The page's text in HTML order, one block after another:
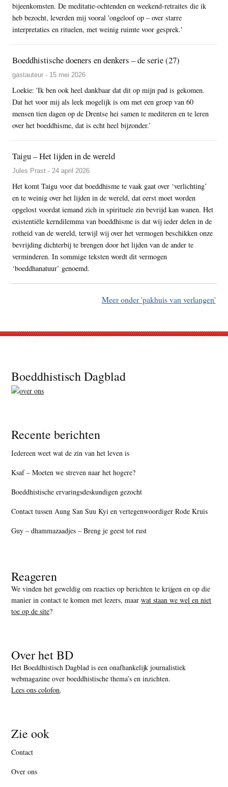
bijeenkomsten. De meditatie-ochtenden en weekend-retraites die ik
heb bezocht, leverden mij vooral 'ongeloof op – over starre
interpretaties en rituelen, met weinig ruimte voor gesprek.'
Boeddhistische doeners en denkers – de serie (27)
gastauteur - 15 mei 2026
Loekie: 'Ik ben ook heel dankbaar dat dit op mijn pad is gekomen.
Dat het voor mij als leek mogelijk is om met een groep van 60
mensen tien dagen op de Drentse hei samen te mediteren en te leren
over het boeddhisme, dat is echt heel bijzonder.’
Taigu – Het lijden in de wereld
Jules Prast - 24 april 2026
Het komt Taigu voor dat boeddhisme te vaak gaat over ‘verlichting’
en te weinig over het lijden in de wereld, dat eerst moet worden
opgelost voordat iemand zich in spirituele zin bevrijd kan wanen. Het
existentiële kerndilemma van boeddhisme is dat wij ieder delen in de
rotheid van de wereld, terwijl wij over het vermogen beschikken onze
bevrijding dichterbij te brengen door het lijden van de ander te
verminderen. In sommige teksten wordt dit vermogen
‘boeddhanatuur’ genoemd.
Meer onder 'pakhuis van verlangen'
Footer
Boeddhistisch Dagblad
Recente berichten
Iedereen weet wat de zin van het leven is
Ksaf – Moeten we streven naar het hogere?
Boeddhistische ervaringsdeskundigen gezocht
Contact tussen Aung San Suu Kyi en vertegenwoordiger Rode Kruis
Guy – dhammazaadjes – Breng je geest tot rust
Reageren
We vinden het geweldig om reacties op berichten te krijgen en op die
manier in contact te komen met lezers, maarwat staan we wel en niet
toe op de site?
Over het BD
Het Boeddhistisch Dagblad is een onafhankelijk journalistiek
webmagazine over boeddhistische thema’s en inzichten.
Lees ons colofon.
Zie ook
Contact
Over ons